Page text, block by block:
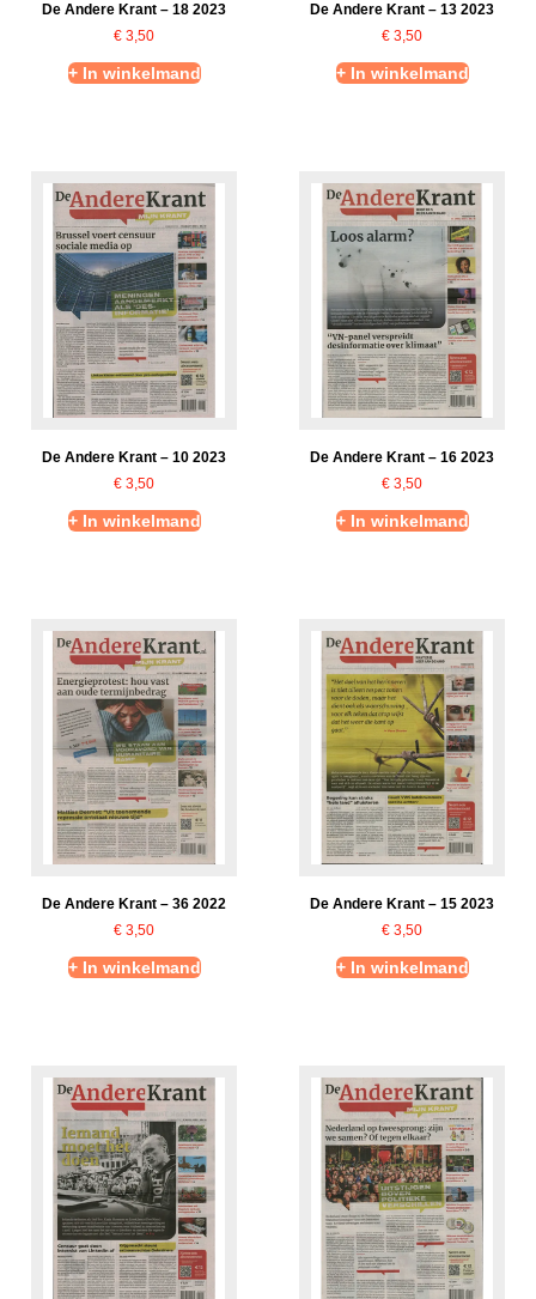
De Andere Krant – 18 2023
€ 3,50
+ In winkelmand
De Andere Krant – 13 2023
€ 3,50
+ In winkelmand
De Andere Krant – 10 2023
€ 3,50
+ In winkelmand
De Andere Krant – 16 2023
€ 3,50
+ In winkelmand
De Andere Krant – 36 2022
€ 3,50
+ In winkelmand
De Andere Krant – 15 2023
€ 3,50
+ In winkelmand